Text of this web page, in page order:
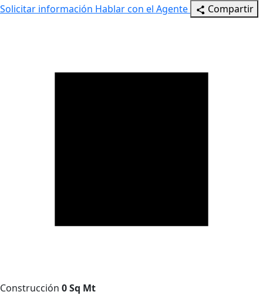
Solicitar información Hablar con el Agente Compartir
Construcción 0 Sq Mt